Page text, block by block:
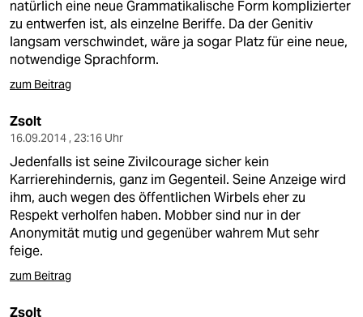
natürlich eine neue Grammatikalische Form komplizierter
zu entwerfen ist, als einzelne Beriffe. Da der Genitiv
langsam verschwindet, wäre ja sogar Platz für eine neue,
notwendige Sprachform.
zum Beitrag
Zsolt
16.09.2014 , 23:16 Uhr
Jedenfalls ist seine Zivilcourage sicher kein
Karrierehindernis, ganz im Gegenteil. Seine Anzeige wird
ihm, auch wegen des öffentlichen Wirbels eher zu
Respekt verholfen haben. Mobber sind nur in der
Anonymität mutig und gegenüber wahrem Mut sehr
feige.
zum Beitrag
Zsolt